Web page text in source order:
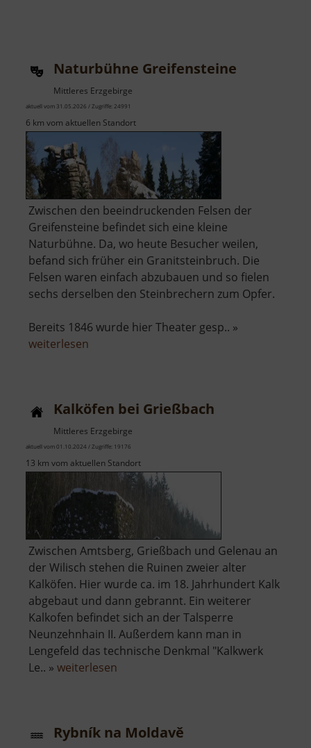
Naturbühne Greifensteine
Mittleres Erzgebirge
aktuell vom 31.05.2026 / Zugriffe: 24991
6 km vom aktuellen Standort
Zwischen den beeindruckenden Felsen der
Greifensteine befindet sich eine kleine
Naturbühne. Da, wo heute Besucher weilen,
befand sich früher ein Granitsteinbruch. Die
Felsen waren einfach abzubauen und so fielen
sechs derselben den Steinbrechern zum Opfer.
Bereits 1846 wurde hier Theater gesp.. »
weiterlesen
Kalköfen bei Grießbach
Mittleres Erzgebirge
aktuell vom 01.10.2024 / Zugriffe: 19176
13 km vom aktuellen Standort
Zwischen Amtsberg, Grießbach und Gelenau an
der Wilisch stehen die Ruinen zweier alter
Kalköfen. Hier wurde ca. im 18. Jahrhundert Kalk
abgebaut und dann gebrannt. Ein weiterer
Kalkofen befindet sich an der Talsperre
Neunzehnhain II. Außerdem kann man in
Lengefeld das technische Denkmal "Kalkwerk
Le.. » weiterlesen
Rybník na Moldavě